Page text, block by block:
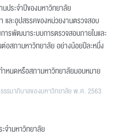
นประจำปีของมหาวิทยาลัย
และอุปสรรคของหน่วยงานตรวจสอบ
ารพัฒนาระบบการตรวจสอบภายในและ
อสภามหาวิทยาลัย อย่างน้อยปีละหนึ่ง
หนดหรือสภามหาวิทยาลัยมอบหมาย
รมาภิบาลของมหาวิทยาลัย พ.ศ. 2563
จำมหาวิทยาลัย